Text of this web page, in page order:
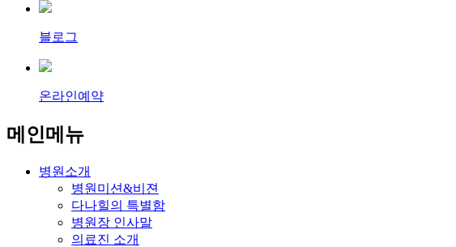
블로그
온라인예약
메인메뉴
병원소개
병원미션&비젼
다나힐의 특별함
병원장 인사말
의료진 소개